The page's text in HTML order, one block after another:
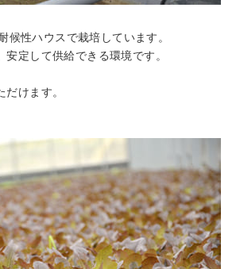
性ハウスで栽培しています。
定して供給できる環境です。
けます。